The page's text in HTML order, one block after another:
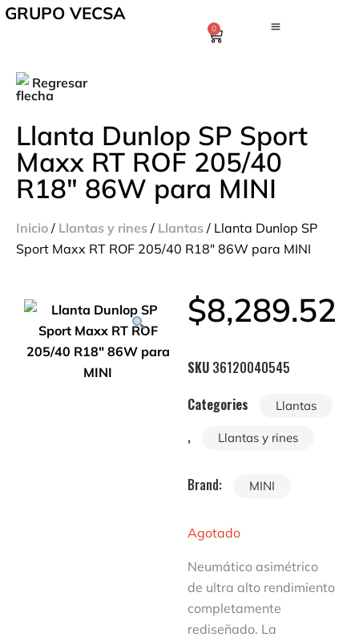
GRUPO VECSA
0
Regresar
Llanta Dunlop SP Sport
Maxx RT ROF 205/40
R18″ 86W para MINI
Inicio / Llantas y rines / Llantas / Llanta Dunlop SP
Sport Maxx RT ROF 205/40 R18″ 86W para MINI
$8,289.52
SKU 36120040545
Categories
Llantas
, Llantas y rines
Brand: MINI
Agotado
Neumático asimétrico
de ultra alto rendimiento
completamente
rediseñado. La